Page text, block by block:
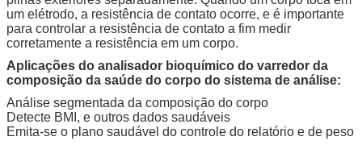
um elétrodo, a resistência de contato ocorre, e é importante
para controlar a resistência de contato a fim medir
corretamente a resistência em um corpo.
Aplicações do analisador bioquímico do varredor da
composição da saúde do corpo do sistema de análise:
Análise segmentada da composição do corpo
Detecte BMI, e outros dados saudáveis
Emita-se o plano saudável do controle do relatório e de peso